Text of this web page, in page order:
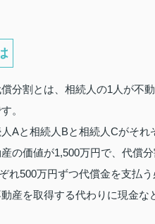
分割とは、相続人の1人が不
。
Aと相続人Bと相続人Cがそれ
の価値が1,500万円で、代償
れ500万円ずつ代償金を支払う
産を取得する代わりに現金な